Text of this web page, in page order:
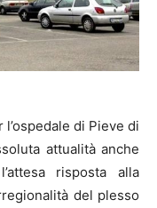
di Pieve di
attualità anche
risposta alla
del plesso